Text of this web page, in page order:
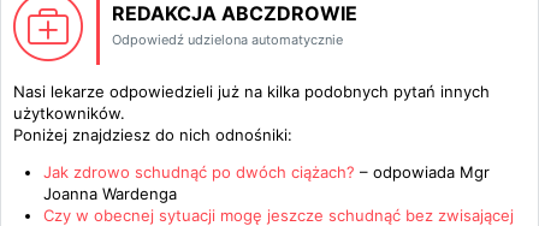
REDAKCJA ABCZDROWIE
Odpowiedź udzielona automatycznie
Nasi lekarze odpowiedzieli już na kilka podobnych pytań innych
użytkowników.
Poniżej znajdziesz do nich odnośniki:
Jak zdrowo schudnąć po dwóch ciążach? – odpowiada Mgr
Joanna Wardenga
Czy w obecnej sytuacji mogę jeszcze schudnąć bez zwisającej